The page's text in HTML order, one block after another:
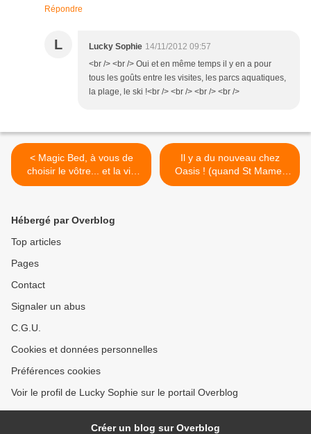
Répondre
L Lucky Sophie 14/11/2012 09:57
<br /> <br /> Oui et en même temps il y en a pour
tous les goûts entre les visites, les parcs aquatiques,
la plage, le ski !<br /> <br /> <br /> <br />
< Magic Bed, à vous de
choisir le vôtre... et la vie
qui va avec !
Il y a du nouveau chez
Oasis ! (quand St Mamet
ramène sa fraise) >
Hébergé par Overblog
Top articles
Pages
Contact
Signaler un abus
C.G.U.
Cookies et données personnelles
Préférences cookies
Voir le profil de Lucky Sophie sur le portail Overblog
Créer un blog sur Overblog